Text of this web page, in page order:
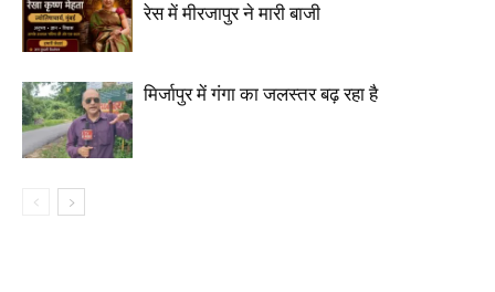
रेस में मीरजापुर ने मारी बाजी
मिर्जापुर में गंगा का जलस्तर बढ़ रहा है